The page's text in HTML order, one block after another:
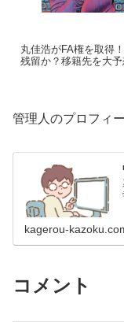
丸佳浩がFA権を取得
残留か？移籍先を大予
管理人のプロフィ
kagerou-
コメント